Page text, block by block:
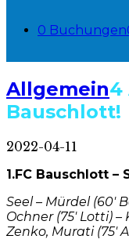
0 Buchungen
Allgemein4
Bauschlott!
2022-04-11
1.FC Bauschlott –
Seel – Mürdel (60′
Ochner (75′ Lotti)
Zenko, Murati (75′